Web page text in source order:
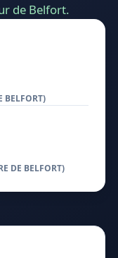
de Belfort.
BELFORT)
DE BELFORT)